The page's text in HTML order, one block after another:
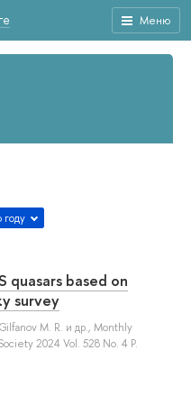
Меню
году
quasars based on
survey
Gilfanov M. R. и др., Monthly
2024 Vol. 528 No. 4 P.